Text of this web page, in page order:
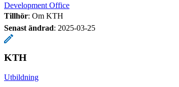
Development Office
Tillhör: Om KTH
Senast ändrad: 2025-03-25
KTH
Utbildning